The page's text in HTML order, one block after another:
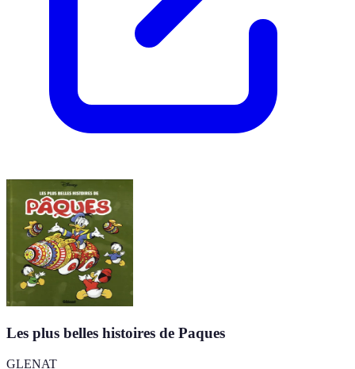
Les plus belles histoires de Paques
GLENAT